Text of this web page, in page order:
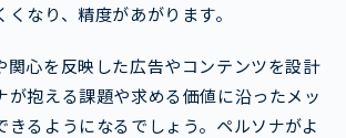
なり、精度があがります。
関心を反映した広告やコンテンツを設計
が抱える課題や求める価値に沿ったメッ
きるようになるでしょう。ペルソナがよ